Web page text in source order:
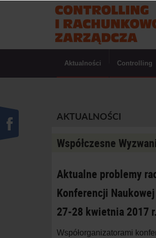
Aktualności Controlling
AKTUALNOŚCI
Współczesne
Aktualne problemy
Konferencji
27-28 kwietnia 2017
Współorganizatorami